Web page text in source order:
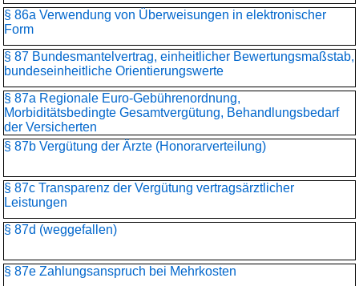
§ 86a Verwendung von Überweisungen in elektronischer
Form
§ 87 Bundesmantelvertrag, einheitlicher Bewertungsmaßstab,
bundeseinheitliche Orientierungswerte
§ 87a Regionale Euro-Gebührenordnung,
Morbiditätsbedingte Gesamtvergütung, Behandlungsbedarf
der Versicherten
§ 87b Vergütung der Ärzte (Honorarverteilung)
§ 87c Transparenz der Vergütung vertragsärztlicher
Leistungen
§ 87d (weggefallen)
§ 87e Zahlungsanspruch bei Mehrkosten